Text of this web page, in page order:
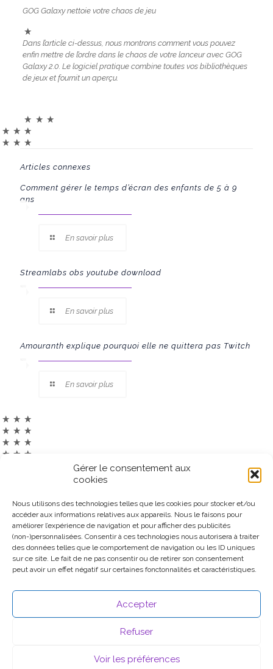
Gérer le consentement aux
cookies
Nous utilisons des technologies telles que les cookies pour stocker et/ou
accéder aux informations relatives aux appareils. Nous le faisons pour
améliorer l’expérience de navigation et pour afficher des publicités
(non-)personnalisées. Consentir à ces technologies nous autorisera à traiter
des données telles que le comportement de navigation ou les ID uniques
sur ce site. Le fait de ne pas consentir ou de retirer son consentement
peut avoir un effet négatif sur certaines fonctonnalités et caractéristiques.
Accepter
Refuser
Voir les préférences
GOG Galaxy nettoie votre chaos de jeu
Dans l’article ci-dessus, nous montrons comment vous pouvez
enfin mettre de l’ordre dans le chaos de votre lanceur avec GOG
Galaxy 2.0. Le logiciel pratique combine toutes vos bibliothèques
de jeux et fournit un aperçu.
Articles connexes
Comment gérer le temps d’écran des enfants de 5 à 9
ans
En savoir plus
Streamlabs obs youtube download
En savoir plus
Amouranth explique pourquoi elle ne quittera pas Twitch
En savoir plus
Ce site participe au Programme Partenaires d’Amazon EU, un
programme d’affiliation conçu pour permettre à des sites de
percevoir une rémunération grâce à la création de liens vers
Amazon.fr.
© 2026 .Mentions légales